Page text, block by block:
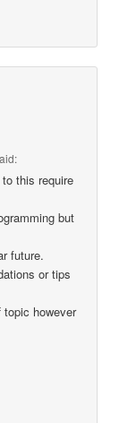
this require
but
future.
or tips
however